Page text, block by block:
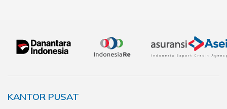
KANTOR PUSAT